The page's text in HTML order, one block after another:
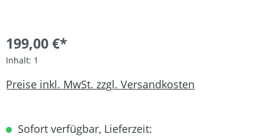
199,00 €*
Inhalt: 1
Preise inkl. MwSt. zzgl. Versandkosten
Sofort verfügbar, Lieferzeit: